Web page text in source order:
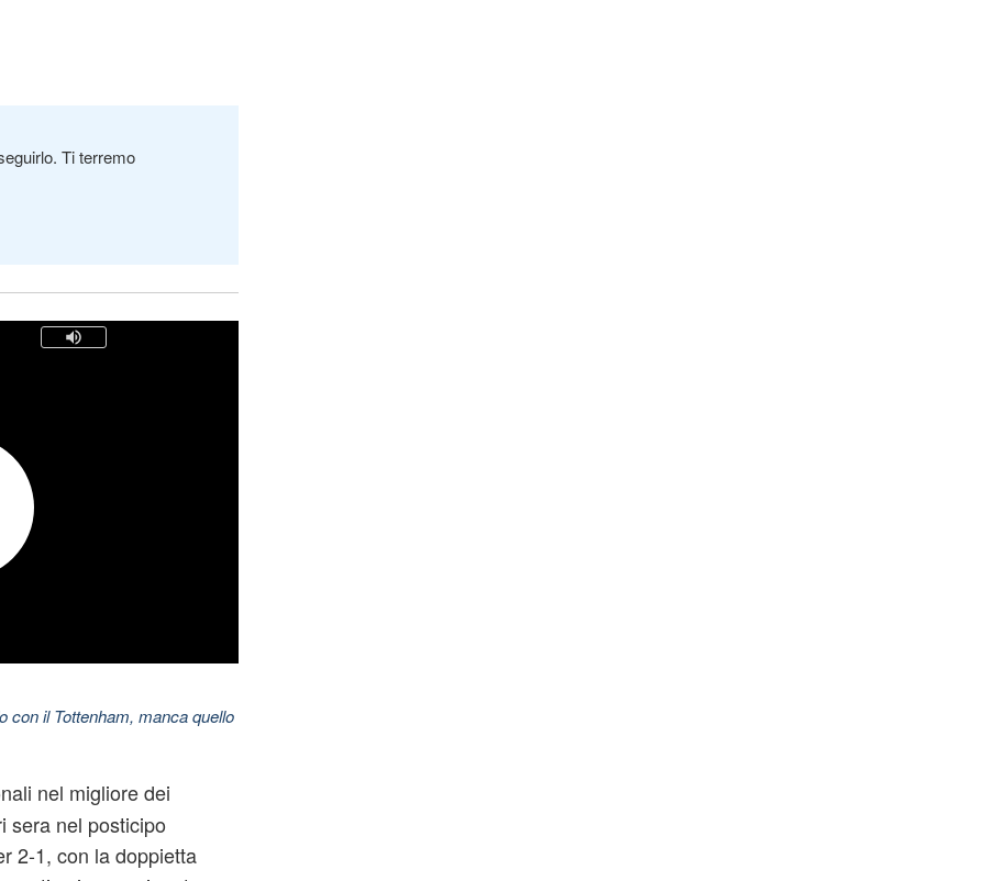
Ti terremo
con il Tottenham, manca quello
nel migliore dei
sera nel posticipo
2-1, con la doppietta